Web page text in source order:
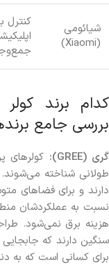
شیائومی
(Xiaomi)
کنترل
کدام برند
بررسی جامع
گری (GREE):
کولرهای
طولانی شناخته
دارند و برای فضاهای
نسبت به عملکردشان
هزینه برق نمی‌شود.
سنگین دارند که
برای کسانی است که به